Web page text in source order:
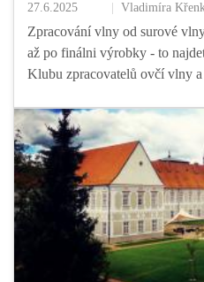
27.6.2025 Vladimíra
Zpracování vlny od surové
až po finálni výrobky - to
Klubu zpracovatelů ovčí vlny a